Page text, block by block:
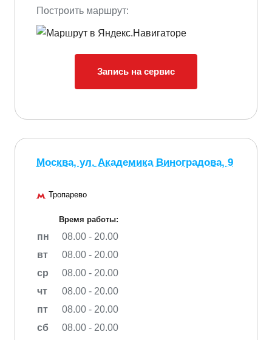
Построить маршрут:
Запись на сервис
Москва, ул. Академика Виноградова, 9
Тропарево
Время работы:
пн
08.00 - 20.00
вт
08.00 - 20.00
ср
08.00 - 20.00
чт
08.00 - 20.00
пт
08.00 - 20.00
сб
08.00 - 20.00